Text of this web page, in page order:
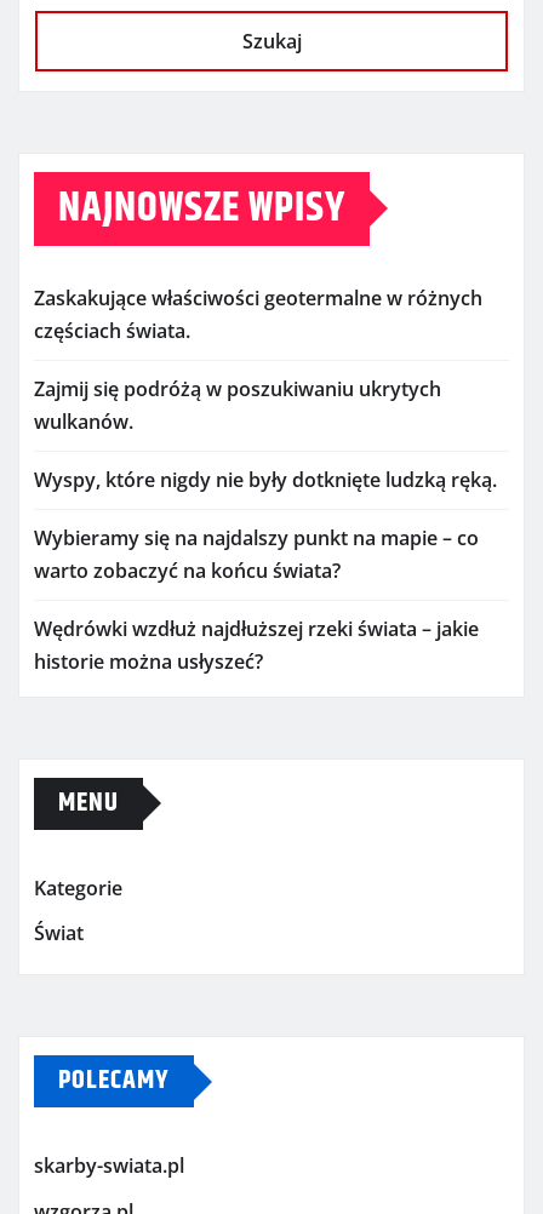
Szukaj
NAJNOWSZE WPISY
Zaskakujące właściwości geotermalne w różnych
częściach świata.
Zajmij się podróżą w poszukiwaniu ukrytych
wulkanów.
Wyspy, które nigdy nie były dotknięte ludzką ręką.
Wybieramy się na najdalszy punkt na mapie – co
warto zobaczyć na końcu świata?
Wędrówki wzdłuż najdłuższej rzeki świata – jakie
historie można usłyszeć?
MENU
Kategorie
Świat
POLECAMY
skarby-swiata.pl